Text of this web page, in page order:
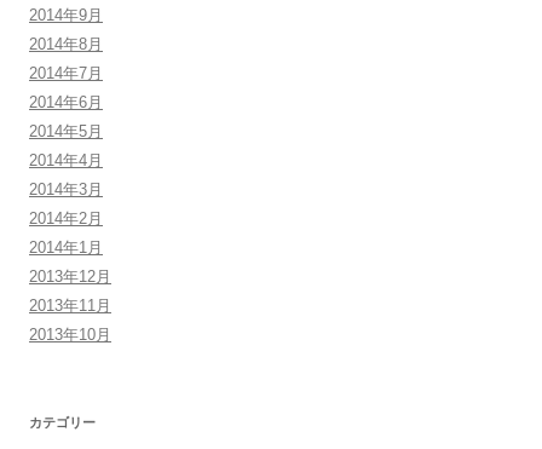
2014年9月
2014年8月
2014年7月
2014年6月
2014年5月
2014年4月
2014年3月
2014年2月
2014年1月
2013年12月
2013年11月
2013年10月
カテゴリー